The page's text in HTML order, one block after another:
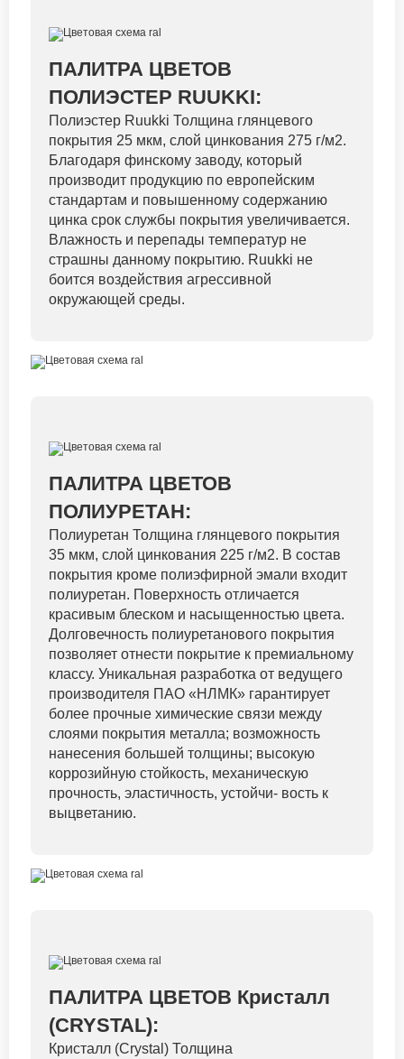
ПАЛИТРА ЦВЕТОВ
ПОЛИЭСТЕР RUUKKI:
Полиэстер Ruukki Толщина глянцевого
покрытия 25 мкм, слой цинкования 275 г/м2.
Благодаря финскому заводу, который
производит продукцию по европейским
стандартам и повышенному содержанию
цинка срок службы покрытия увеличивается.
Влажность и перепады температур не
страшны данному покрытию. Ruukki не
боится воздействия агрессивной
окружающей среды.
ПАЛИТРА ЦВЕТОВ
ПОЛИУРЕТАН:
Полиуретан Толщина глянцевого покрытия
35 мкм, слой цинкования 225 г/м2. В состав
покрытия кроме полиэфирной эмали входит
полиуретан. Поверхность отличается
красивым блеском и насыщенностью цвета.
Долговечность полиуретанового покрытия
позволяет отнести покрытие к премиальному
классу. Уникальная разработка от ведущего
производителя ПАО «НЛМК» гарантирует
более прочные химические связи между
слоями покрытия металла; возможность
нанесения большей толщины; высокую
коррозийную стойкость, механическую
прочность, эластичность, устойчи- вость к
выцветанию.
ПАЛИТРА ЦВЕТОВ Кристалл
(CRYSTAL):
Кристалл (Crystal) Толщина